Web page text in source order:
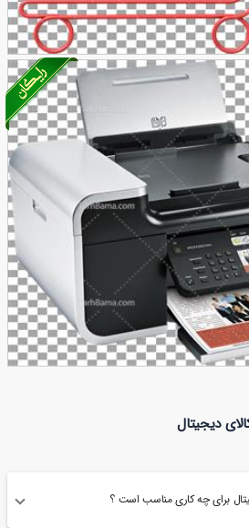
دیجیتال
برای چه کاری مناسب است ؟